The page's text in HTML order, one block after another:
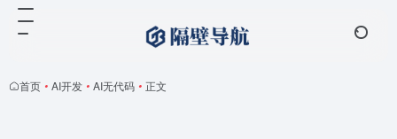
首页 • AI开发 • AI无代码 • 正文